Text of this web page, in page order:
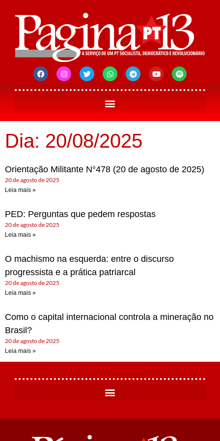
Dia: 20/08/2025
Orientação Militante N°478 (20 de agosto de 2025)
20 de agosto de 2025
Leia mais »
PED: Perguntas que pedem respostas
20 de agosto de 2025
Leia mais »
O machismo na esquerda: entre o discurso
progressista e a prática patriarcal
20 de agosto de 2025
Leia mais »
Como o capital internacional controla a mineração no
Brasil?
20 de agosto de 2025
Leia mais »